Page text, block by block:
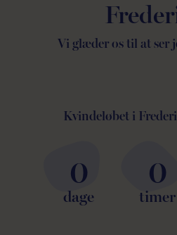
Vi glæder os til at ser
Kvindeløbet i
0
dage
0
timer